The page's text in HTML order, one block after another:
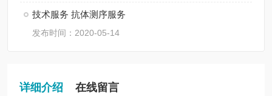
技术服务 抗体测序服务
发布时间：2020-05-14
详细介绍 在线留言